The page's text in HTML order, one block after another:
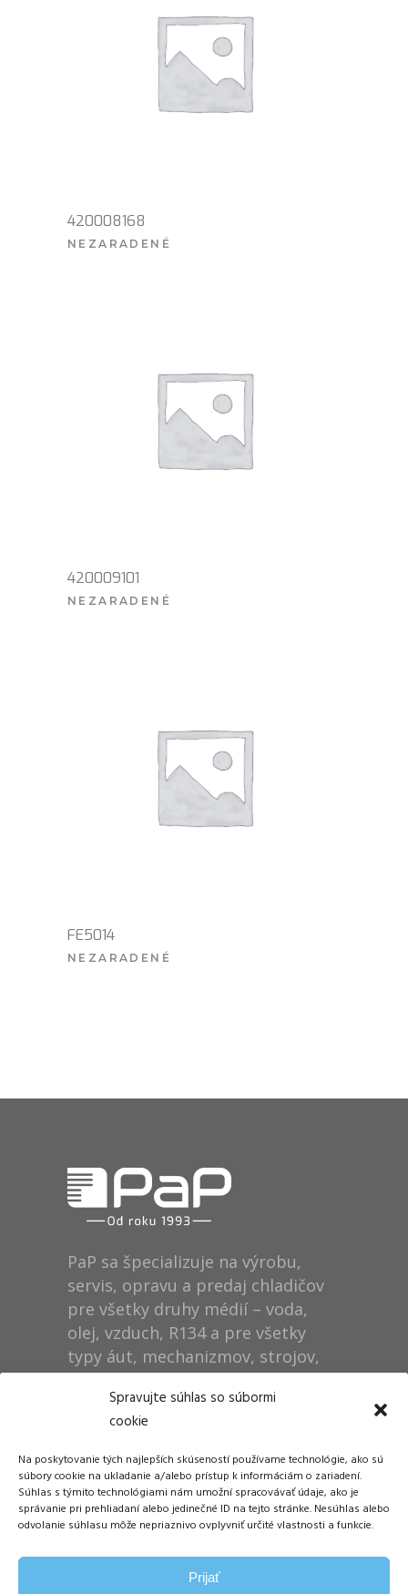
Spravujte súhlas so súbormi
cookie
Na poskytovanie tých najlepších skúseností používame technológie, ako sú
súbory cookie na ukladanie a/alebo prístup k informáciám o zariadení.
Súhlas s týmito technológiami nám umožní spracovávať údaje, ako je
správanie pri prehliadaní alebo jedinečné ID na tejto stránke. Nesúhlas alebo
odvolanie súhlasu môže nepriaznivo ovplyvniť určité vlastnosti a funkcie.
Prijať
420008168
NEZARADENÉ
420009101
NEZARADENÉ
FE5014
NEZARADENÉ
PaP sa špecializuje na výrobu,
servis, opravu a predaj chladičov
pre všetky druhy médií – voda,
olej, vzduch, R134 a pre všetky
typy áut, mechanizmov, strojov,
technológií, rušňov…
Dušan Pytel P a P
ŠM Stráže
058 01 Poprad
Tel.: +421 905 311 248
info@papdp.sk